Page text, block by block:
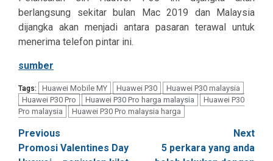
berlangsung sekitar bulan Mac 2019 dan Malaysia
dijangka akan menjadi antara pasaran terawal untuk
menerima telefon pintar ini.
sumber
Tags: Huawei Mobile MY Huawei P30
Huawei P30 malaysia
Huawei P30 Pro
Huawei P30 Pro harga malaysia
Huawei P30
Pro malaysia
Huawei P30 Pro malaysia harga
Post
navigation
Previous
Promosi Valentines Day
Next
5 perkara yang anda